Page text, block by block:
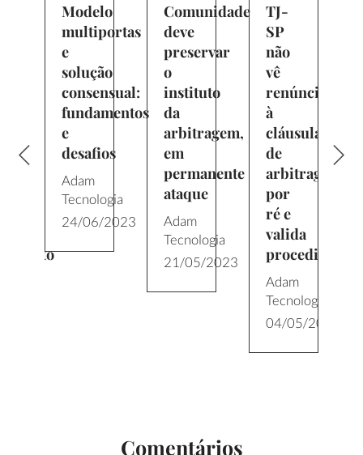
Modelo
multiportas
e
solução
consensual:
fundamentos
e
desafios
Adam
Tecnologia
24/06/2023
Comunidade
deve
preservar
o
instituto
da
arbitragem,
em
permanente
ataque
Adam
Tecnologia
21/05/2023
TJ-
SP
não
vê
renúncia
à
cláusula
de
arbitragem
por
ré e
valida
procedimento
Adam
Tecnologia
04/05/2023
Comentários